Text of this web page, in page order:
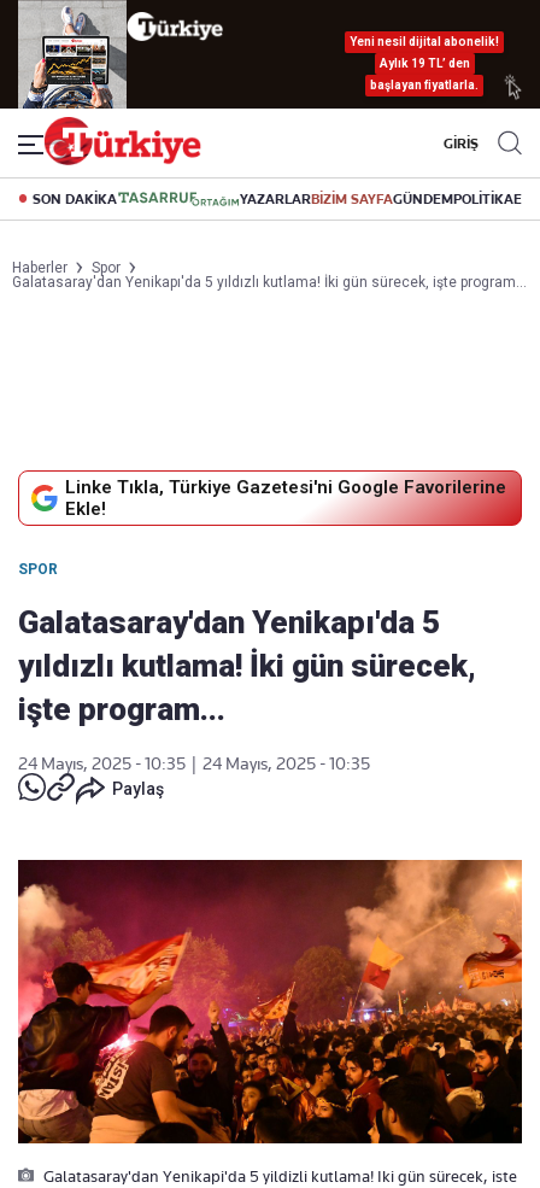
Yeni nesil dijital abonelik!
Aylık 19 TL’ den
başlayan fiyatlarla.
GİRİŞ
SON DAKİKA YAZARLARBİZİM SAYFAGÜNDEMPOLİTİKA
Haberler
Spor
Galatasaray'dan Yenikapı'da 5 yıldızlı kutlama! İki gün sürecek, işte program...
Linke Tıkla, Türkiye Gazetesi'ni Google Favorilerine
Ekle!
SPOR
Galatasaray'dan Yenikapı'da 5
yıldızlı kutlama! İki gün sürecek,
işte program...
24 Mayıs, 2025 - 10:35
24 Mayıs, 2025 - 10:35
Paylaş
Galatasaray'dan Yenikapi'da 5 yildizli kutlama! Iki gün sürecek, iste